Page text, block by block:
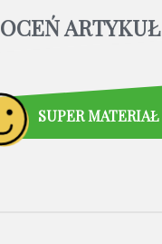
OCEŃ ARTYKUŁ
SUPER MATERIAŁ